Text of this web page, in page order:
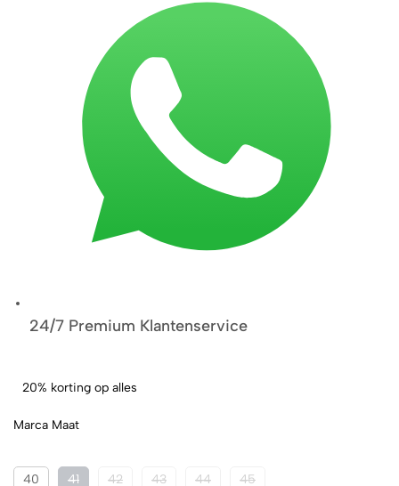
24/7 Premium Klantenservice
20% korting op alles
Marca Maat
40 41 42 43 44 45